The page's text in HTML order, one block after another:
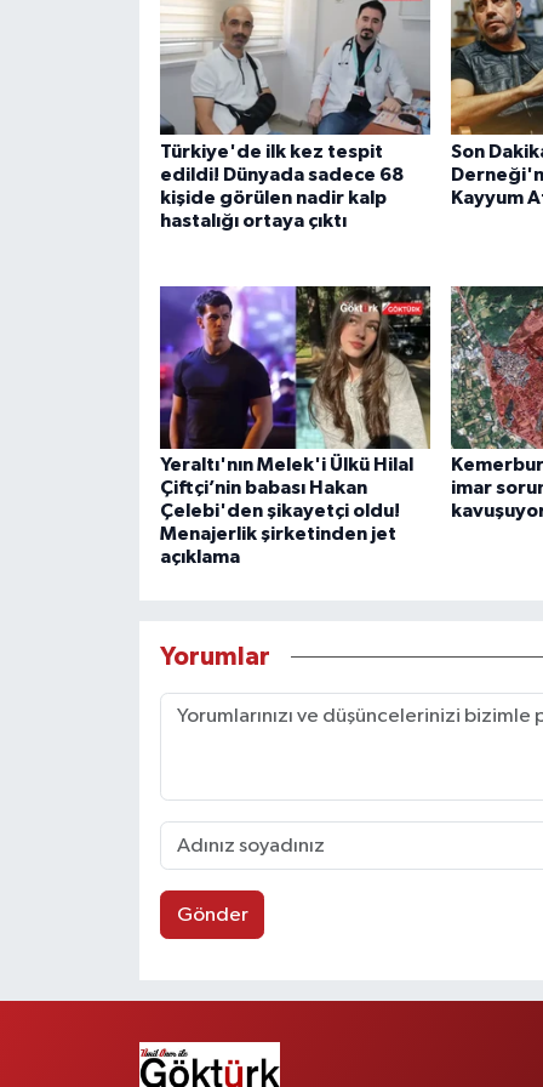
Türkiye'de ilk kez tespit
edildi! Dünyada sadece 68
kişide görülen nadir kalp
hastalığı ortaya çıktı
Son
Kayyum
Yeraltı'nın Melek'i Ülkü Hilal
Çiftçi’nin babası Hakan
Çelebi'den şikayetçi oldu!
Menajerlik şirketinden jet
açıklama
imar
Yorumlar
Gönder